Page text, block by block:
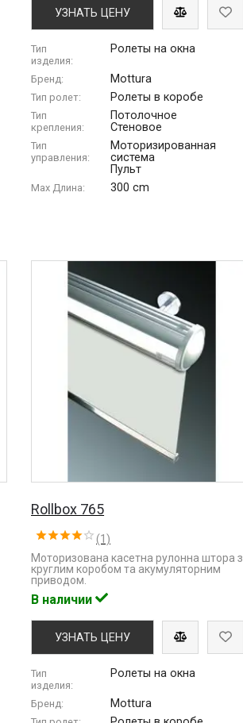
УЗНАТЬ ЦЕНУ
Тип
изделия:
Ролеты на окна
Бренд: Mottura
Тип ролет: Ролеты в коробе
Тип
крепления:
Потолочное
Стеновое
Тип
управления:
Моторизированная
система
Пульт
Max Длина: 300 cm
Rollbox 765
(1)
Моторизована касетна рулонна штора з
круглим коробом та акумуляторним
приводом.
В наличии
УЗНАТЬ ЦЕНУ
Тип
изделия:
Ролеты на окна
Бренд: Mottura